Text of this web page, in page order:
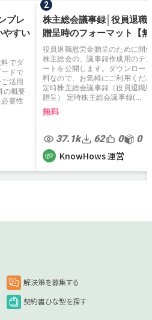
プレ
やすい
でダ
ドで
活用
の概要
要性
株主総会議事録│役員退職
贈呈時のフォーマット【
役員退職慰労金贈呈のために開
株主総会の、議事録作成用のテ
ートを公開します。ダウンロー
料なので、お気軽にご利用くだ
定時株主総会議事録（役員退職
贈呈） 定時株主総会議事録(...
無料
37.1k 62 0 0
KnowHows 運営
解決策を募集する
契約書ひな型を探す